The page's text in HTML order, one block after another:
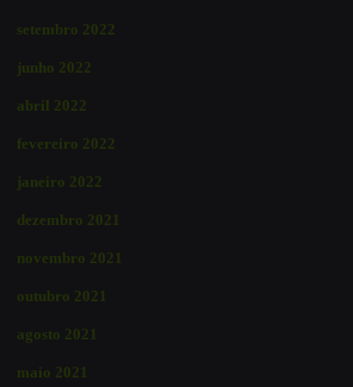
setembro 2022
junho 2022
abril 2022
fevereiro 2022
janeiro 2022
dezembro 2021
novembro 2021
outubro 2021
agosto 2021
maio 2021